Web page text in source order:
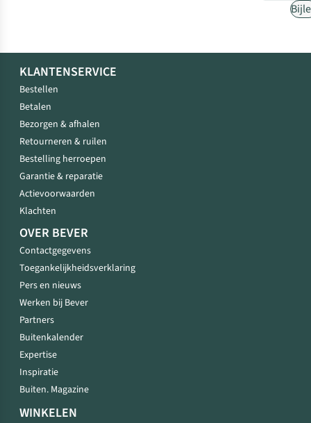
KLANTENSERVICE
Bestellen
Betalen
Bezorgen & afhalen
Retourneren & ruilen
Bestelling herroepen
Garantie & reparatie
Actievoorwaarden
Klachten
OVER BEVER
Contactgegevens
Toegankelijkheidsverklaring
Pers en nieuws
Werken bij Bever
Partners
Buitenkalender
Expertise
Inspiratie
Buiten. Magazine
WINKELEN